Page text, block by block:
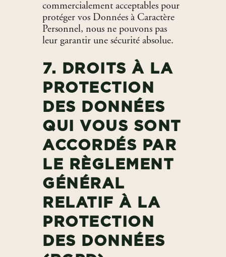
commercialement acceptables pour
protéger vos Données à Caractère
Personnel, nous ne pouvons pas
leur garantir une sécurité absolue.
7. DROITS À LA
PROTECTION
DES DONNÉES
QUI VOUS SONT
ACCORDÉS PAR
LE RÈGLEMENT
GÉNÉRAL
RELATIF À LA
PROTECTION
DES DONNÉES